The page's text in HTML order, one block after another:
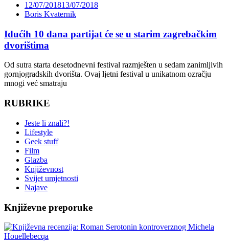
12/07/201813/07/2018
Boris Kvaternik
Idućih 10 dana partijat će se u starim zagrebačkim
dvorištima
Od sutra starta desetodnevni festival razmješten u sedam zanimljivih
gornjogradskih dvorišta. Ovaj ljetni festival u unikatnom ozračju
mnogi već smatraju
RUBRIKE
Jeste li znali?!
Lifestyle
Geek stuff
Film
Glazba
Književnost
Svijet umjetnosti
Najave
Književne preporuke